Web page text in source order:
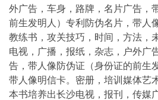
外广告，车身，路牌，名片广告，
前生发明人）专利防伪名片，带人
教练书，攻关技巧，时间，方法，
电视，广播，报纸，杂志，户外广
告，带人像防伪证（身份证的前生
带人像明信卡。 密册，培训媒体艺
本书培养出长沙电视，报刊，传媒